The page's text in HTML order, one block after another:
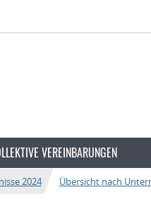
VEREINBARUNGEN
2024 Übersicht nach